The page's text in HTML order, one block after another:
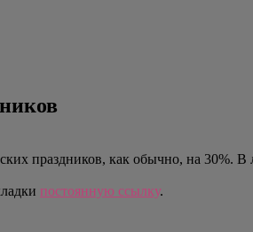
праздников, как обычно, на 30%.
постоянную ссылку.